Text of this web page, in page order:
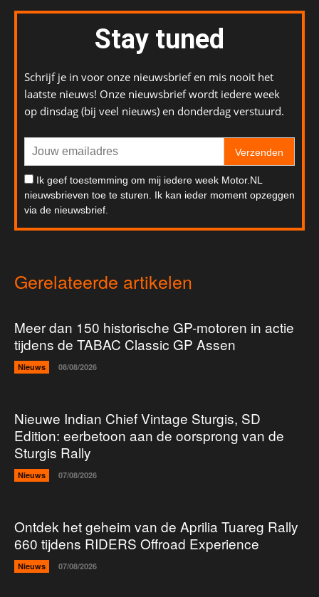
Stay tuned
Schrijf je in voor onze nieuwsbrief en mis nooit het
laatste nieuws! Onze nieuwsbrief wordt iedere week
op dinsdag (bij veel nieuws) en donderdag verstuurd.
Verzenden
Ik geef toestemming om mij iedere week Motor.NL
nieuwsbrieven toe te sturen. Ik kan ieder moment opzeggen
via de nieuwsbrief.
Gerelateerde artikelen
Meer dan 150 historische GP-motoren in actie
tijdens de TABAC Classic GP Assen
Nieuws 08/08/2026
Nieuwe Indian Chief Vintage Sturgis, SD
Edition: eerbetoon aan de oorsprong van de
Sturgis Rally
Nieuws 07/08/2026
Ontdek het geheim van de Aprilia Tuareg Rally
660 tijdens RIDERS Offroad Experience
Nieuws 07/08/2026